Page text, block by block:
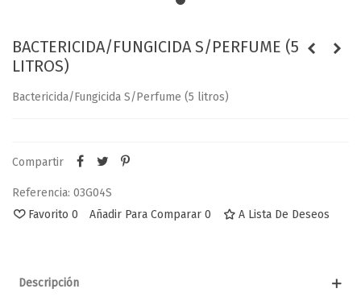
BACTERICIDA/FUNGICIDA S/PERFUME (5
LITROS)
Bactericida/Fungicida S/Perfume (5 litros)
Compartir
Referencia: 03G04S
Favorito 0 Añadir Para Comparar 0 A Lista De Deseos
Descripción